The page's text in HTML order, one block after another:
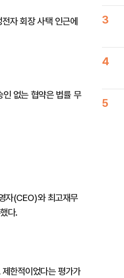
자 회장 사택 인근에
없는 협약은 법률 무
자(CEO)와 최고재무
다.
한적이었다는 평가가
3
4
5